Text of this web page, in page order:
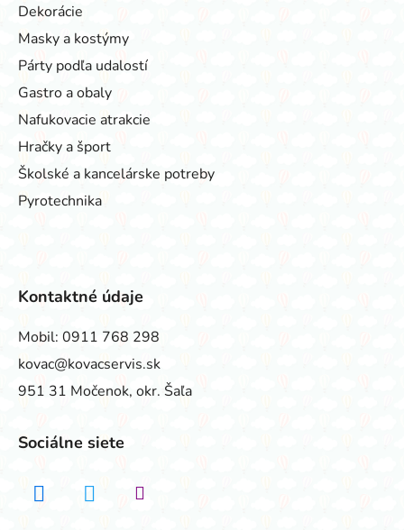
Dekorácie
Masky a kostýmy
Párty podľa udalostí
Gastro a obaly
Nafukovacie atrakcie
Hračky a šport
Školské a kancelárske potreby
Pyrotechnika
Kontaktné údaje
Mobil: 0911 768 298
kovac@kovacservis.sk
951 31 Močenok, okr. Šaľa
Sociálne siete